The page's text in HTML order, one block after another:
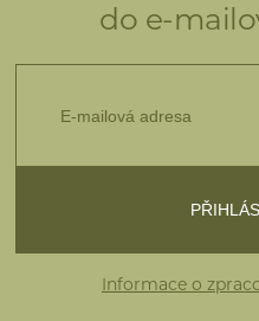
do e-
Informace o